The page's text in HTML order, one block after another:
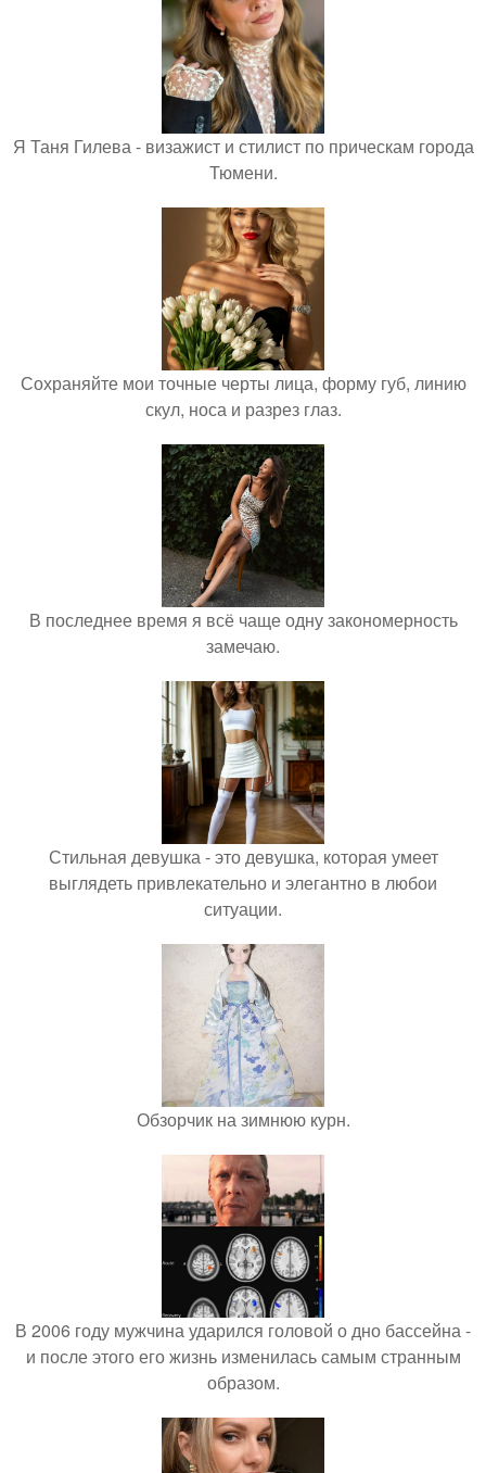
Я Таня Гилева - визажист и стилист по прическам города
Тюмени.
Сохраняйте мои точные черты лица, форму губ, линию
скул, носа и разрез глаз.
В последнее время я всё чаще одну закономерность
замечаю.
Стильная девушка - это девушка, которая умеет
выглядеть привлекательно и элегантно в любои
ситуации.
Обзорчик на зимнюю курн.
В 2006 году мужчина ударился головой о дно бассейна -
и после этого его жизнь изменилась самым странным
образом.